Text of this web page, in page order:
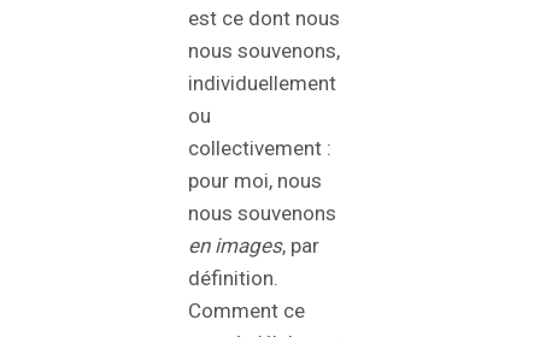
est ce dont nous
nous souvenons,
individuellement
ou
collectivement :
pour moi, nous
nous souvenons
en images, par
définition.
Comment ce